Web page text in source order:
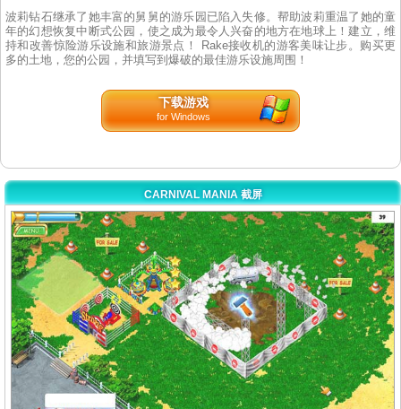
波莉钻石继承了她丰富的舅舅的游乐园已陷入失修。帮助波莉重温了她的童
年的幻想恢复中断式公园，使之成为最令人兴奋的地方在地球上！建立，维
持和改善惊险游乐设施和旅游景点！ Rake接收机的游客美味让步。购买更
多的土地，您的公园，并填写到爆破的最佳游乐设施周围！
下载游戏
for Windows
CARNIVAL MANIA 截屏